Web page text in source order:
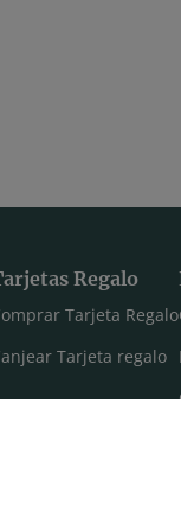
Regalo
Tarjeta Regalo
Tarjeta regalo